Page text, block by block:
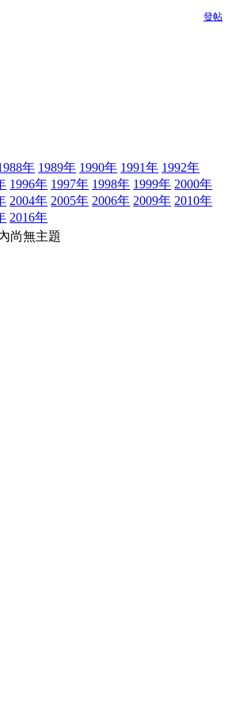
發帖
年 1989年 1990年 1991年 1992年
1996年 1997年 1998年 1999年 2000年
2004年 2005年 2006年 2009年 2010年
2016年
尚無主題